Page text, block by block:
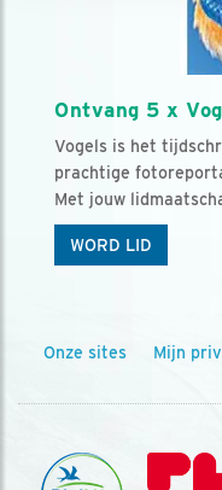
Ontvang 5 x
Vogels is het
prachtige
Met jouw
WORD LID
Onze sites Mijn